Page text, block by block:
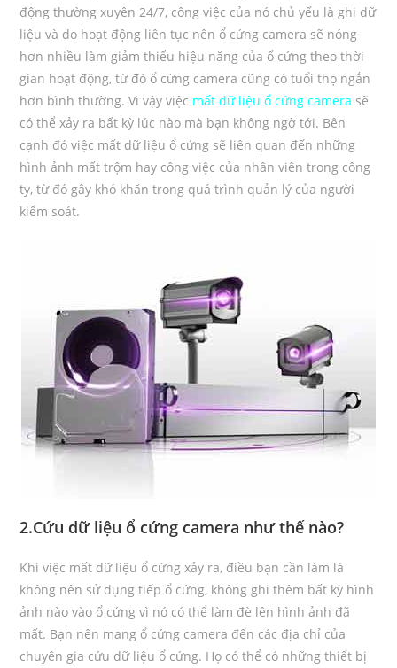
động thường xuyên 24/7, công việc của nó chủ yếu là ghi dữ
liệu và do hoạt động liên tục nên ổ cứng camera sẽ nóng
hơn nhiều làm giảm thiểu hiệu năng của ổ cứng theo thời
gian hoạt động, từ đó ổ cứng camera cũng có tuổi thọ ngắn
hơn bình thường. Vì vậy việc mất dữ liệu ổ cứng camera sẽ
có thể xảy ra bất kỳ lúc nào mà bạn không ngờ tới. Bên
cạnh đó việc mất dữ liệu ổ cứng sẽ liên quan đến những
hình ảnh mất trộm hay công việc của nhân viên trong công
ty, từ đó gây khó khăn trong quá trình quản lý của người
kiểm soát.
2.Cứu dữ liệu ổ cứng camera như thế nào?
Khi việc mất dữ liệu ổ cứng xảy ra, điều bạn cần làm là
không nên sử dụng tiếp ổ cứng, không ghi thêm bất kỳ hình
ảnh nào vào ổ cứng vì nó có thể làm đè lên hình ảnh đã
mất. Bạn nên mang ổ cứng camera đến các địa chỉ của
chuyên gia cứu dữ liệu ổ cứng. Họ có thể có những thiết bị